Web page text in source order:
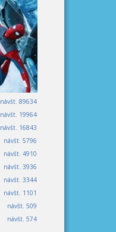
návšt. 89634
návšt. 19964
návšt. 16843
návšt. 5796
návšt. 4910
návšt. 3936
návšt. 3344
návšt. 1101
návšt. 509
návšt. 574